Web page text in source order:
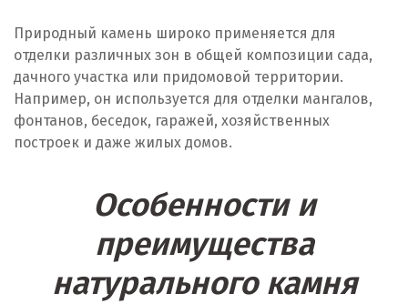
Ивантеевка
Ижевск
Ирбит
Казань
Природный камень широко применяется для
отделки различных зон в общей композиции сада,
дачного участка или придомовой территории.
Например, он используется для отделки мангалов,
фонтанов, беседок, гаражей, хозяйственных
построек и даже жилых домов.
Особенности и
преимущества
натурального камня